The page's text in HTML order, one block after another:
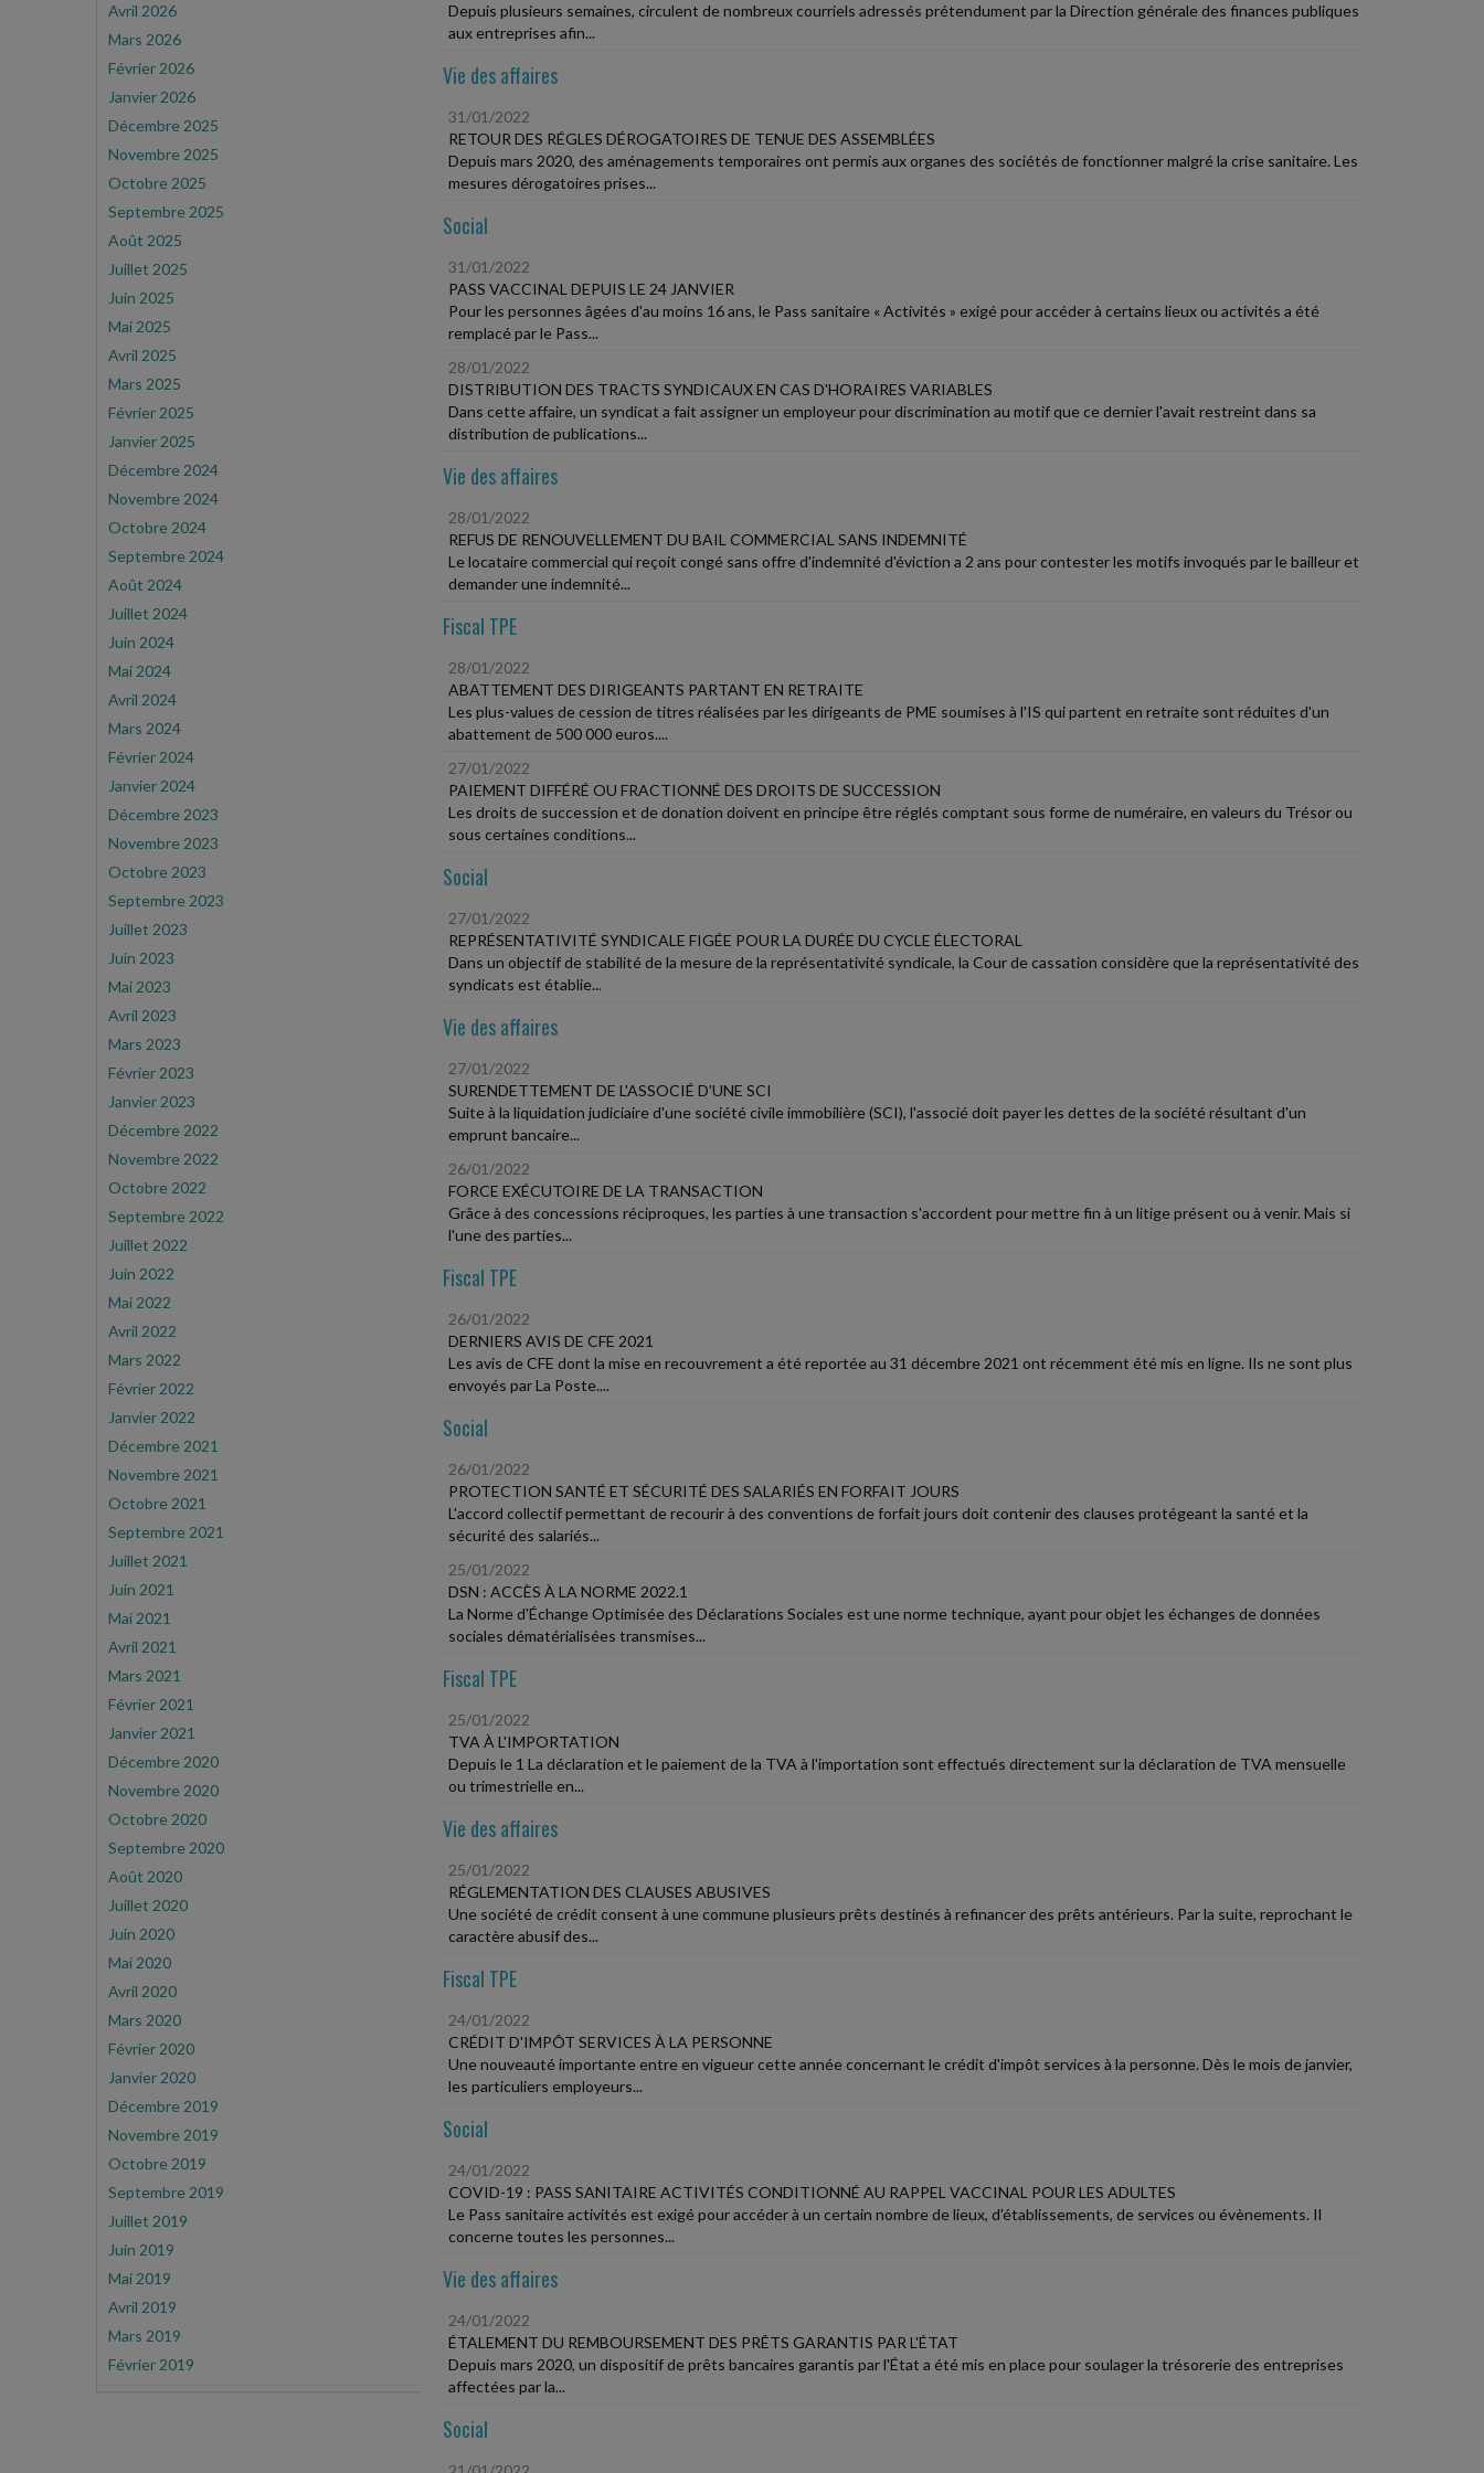
Avril 2026
Mars 2026
Février 2026
Janvier 2026
Décembre 2025
Novembre 2025
Octobre 2025
Septembre 2025
Août 2025
Juillet 2025
Juin 2025
Mai 2025
Avril 2025
Mars 2025
Février 2025
Janvier 2025
Décembre 2024
Novembre 2024
Octobre 2024
Septembre 2024
Août 2024
Juillet 2024
Juin 2024
Mai 2024
Avril 2024
Mars 2024
Février 2024
Janvier 2024
Décembre 2023
Novembre 2023
Octobre 2023
Septembre 2023
Juillet 2023
Juin 2023
Mai 2023
Avril 2023
Mars 2023
Février 2023
Janvier 2023
Décembre 2022
Novembre 2022
Octobre 2022
Septembre 2022
Juillet 2022
Juin 2022
Mai 2022
Avril 2022
Mars 2022
Février 2022
Janvier 2022
Décembre 2021
Novembre 2021
Octobre 2021
Septembre 2021
Juillet 2021
Juin 2021
Mai 2021
Avril 2021
Mars 2021
Février 2021
Janvier 2021
Décembre 2020
Novembre 2020
Octobre 2020
Septembre 2020
Août 2020
Juillet 2020
Juin 2020
Mai 2020
Avril 2020
Mars 2020
Février 2020
Janvier 2020
Décembre 2019
Novembre 2019
Octobre 2019
Septembre 2019
Juillet 2019
Juin 2019
Mai 2019
Avril 2019
Mars 2019
Février 2019
Depuis plusieurs semaines, circulent de nombreux courriels adressés prétendument par la Direction générale des finances publiques
aux entreprises afin...
Vie des affaires
31/01/2022
RETOUR DES RÉGLES DÉROGATOIRES DE TENUE DES ASSEMBLÉES
Depuis mars 2020, des aménagements temporaires ont permis aux organes des sociétés de fonctionner malgré la crise sanitaire. Les
mesures dérogatoires prises...
Social
31/01/2022
PASS VACCINAL DEPUIS LE 24 JANVIER
Pour les personnes âgées d'au moins 16 ans, le Pass sanitaire « Activités » exigé pour accéder à certains lieux ou activités a été
remplacé par le Pass...
28/01/2022
DISTRIBUTION DES TRACTS SYNDICAUX EN CAS D'HORAIRES VARIABLES
Dans cette affaire, un syndicat a fait assigner un employeur pour discrimination au motif que ce dernier l'avait restreint dans sa
distribution de publications...
Vie des affaires
28/01/2022
REFUS DE RENOUVELLEMENT DU BAIL COMMERCIAL SANS INDEMNITÉ
Le locataire commercial qui reçoit congé sans offre d'indemnité d'éviction a 2 ans pour contester les motifs invoqués par le bailleur et
demander une indemnité...
Fiscal TPE
28/01/2022
ABATTEMENT DES DIRIGEANTS PARTANT EN RETRAITE
Les plus-values de cession de titres réalisées par les dirigeants de PME soumises à l'IS qui partent en retraite sont réduites d'un
abattement de 500 000 euros....
27/01/2022
PAIEMENT DIFFÉRÉ OU FRACTIONNÉ DES DROITS DE SUCCESSION
Les droits de succession et de donation doivent en principe être réglés comptant sous forme de numéraire, en valeurs du Trésor ou
sous certaines conditions...
Social
27/01/2022
REPRÉSENTATIVITÉ SYNDICALE FIGÉE POUR LA DURÉE DU CYCLE ÉLECTORAL
Dans un objectif de stabilité de la mesure de la représentativité syndicale, la Cour de cassation considère que la représentativité des
syndicats est établie...
Vie des affaires
27/01/2022
SURENDETTEMENT DE L'ASSOCIÉ D'UNE SCI
Suite à la liquidation judiciaire d'une société civile immobilière (SCI), l'associé doit payer les dettes de la société résultant d'un
emprunt bancaire...
26/01/2022
FORCE EXÉCUTOIRE DE LA TRANSACTION
Grâce à des concessions réciproques, les parties à une transaction s'accordent pour mettre fin à un litige présent ou à venir. Mais si
l'une des parties...
Fiscal TPE
26/01/2022
DERNIERS AVIS DE CFE 2021
Les avis de CFE dont la mise en recouvrement a été reportée au 31 décembre 2021 ont récemment été mis en ligne. Ils ne sont plus
envoyés par La Poste....
Social
26/01/2022
PROTECTION SANTÉ ET SÉCURITÉ DES SALARIÉS EN FORFAIT JOURS
L'accord collectif permettant de recourir à des conventions de forfait jours doit contenir des clauses protégeant la santé et la
sécurité des salariés...
25/01/2022
DSN : ACCÈS À LA NORME 2022.1
La Norme d'Échange Optimisée des Déclarations Sociales est une norme technique, ayant pour objet les échanges de données
sociales dématérialisées transmises...
Fiscal TPE
25/01/2022
TVA À L'IMPORTATION
Depuis le 1 La déclaration et le paiement de la TVA à l'importation sont effectués directement sur la déclaration de TVA mensuelle
ou trimestrielle en...
Vie des affaires
25/01/2022
RÉGLEMENTATION DES CLAUSES ABUSIVES
Une société de crédit consent à une commune plusieurs prêts destinés à refinancer des prêts antérieurs. Par la suite, reprochant le
caractère abusif des...
Fiscal TPE
24/01/2022
CRÉDIT D'IMPÔT SERVICES À LA PERSONNE
Une nouveauté importante entre en vigueur cette année concernant le crédit d'impôt services à la personne. Dès le mois de janvier,
les particuliers employeurs...
Social
24/01/2022
COVID-19 : PASS SANITAIRE ACTIVITÉS CONDITIONNÉ AU RAPPEL VACCINAL POUR LES ADULTES
Le Pass sanitaire activités est exigé pour accéder à un certain nombre de lieux, d'établissements, de services ou évènements. Il
concerne toutes les personnes...
Vie des affaires
24/01/2022
ÉTALEMENT DU REMBOURSEMENT DES PRÊTS GARANTIS PAR L'ÉTAT
Depuis mars 2020, un dispositif de prêts bancaires garantis par l'État a été mis en place pour soulager la trésorerie des entreprises
affectées par la...
Social